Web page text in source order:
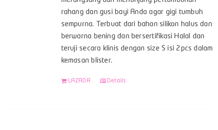
rahang dan gusi bayi Anda agar gigi tumbuh
sempurna. Terbuat dari bahan silikon halus dan
berwarna bening dan bersertifikasi Halal dan
teruji secara klinis dengan size S isi 2pcs dalam
kemasan blister.
LAZADA Details